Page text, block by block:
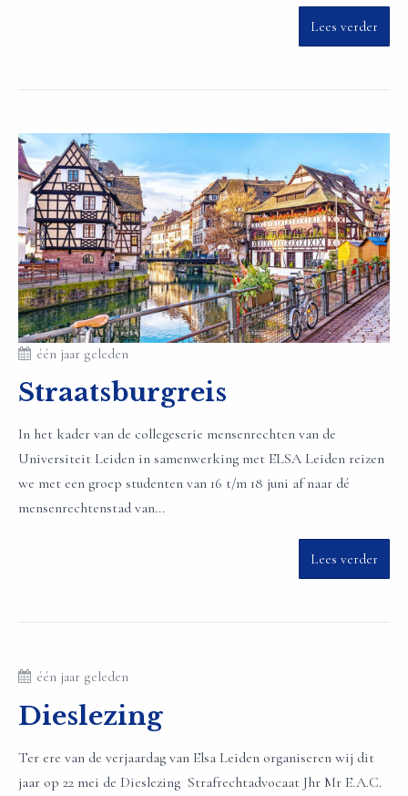
Lees verder
één jaar geleden
Straatsburgreis
In het kader van de collegeserie mensenrechten van de
Universiteit Leiden in samenwerking met ELSA Leiden reizen
we met een groep studenten van 16 t/m 18 juni af naar dé
mensenrechtenstad van...
Lees verder
één jaar geleden
Dieslezing
Ter ere van de verjaardag van Elsa Leiden organiseren wij dit
jaar op 22 mei de Dieslezing Strafrechtadvocaat Jhr Mr E.A.C.